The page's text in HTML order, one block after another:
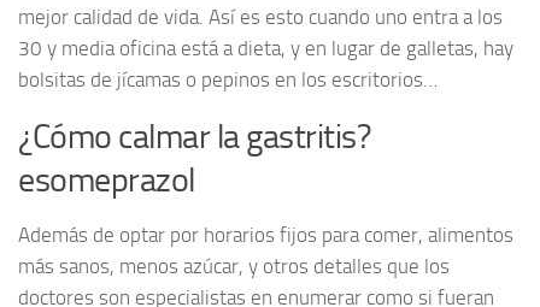
mejor calidad de vida. Así es esto cuando uno entra a los
30 y media oficina está a dieta, y en lugar de galletas, hay
bolsitas de jícamas o pepinos en los escritorios…
¿Cómo calmar la gastritis?
esomeprazol
Además de optar por horarios fijos para comer, alimentos
más sanos, menos azúcar, y otros detalles que los
doctores son especialistas en enumerar como si fueran